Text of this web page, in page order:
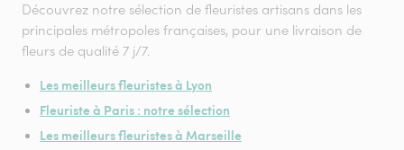
Découvrez notre sélection de fleuristes artisans dans les
principales métropoles françaises, pour une livraison de
fleurs de qualité 7 j/7.
Les meilleurs fleuristes à Lyon
Fleuriste à Paris : notre sélection
Les meilleurs fleuristes à Marseille